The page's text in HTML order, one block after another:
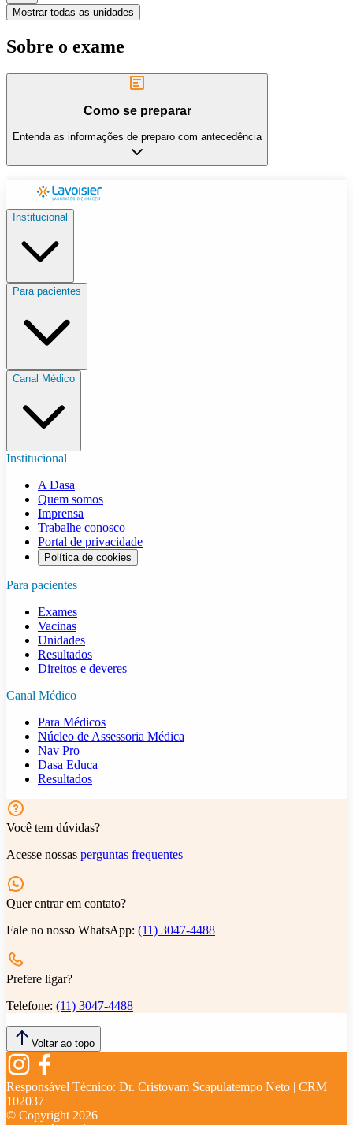
Mostrar todas as unidades
Sobre o exame
Como se preparar
Entenda as informações de preparo com antecedência
Institucional
Para pacientes
Canal Médico
Institucional
A Dasa
Quem somos
Imprensa
Trabalhe conosco
Portal de privacidade
Política de cookies
Para pacientes
Exames
Vacinas
Unidades
Resultados
Direitos e deveres
Canal Médico
Para Médicos
Núcleo de Assessoria Médica
Nav Pro
Dasa Educa
Resultados
Você tem dúvidas?
Acesse nossas perguntas frequentes
Quer entrar em contato?
Fale no nosso WhatsApp: (11) 3047-4488
Prefere ligar?
Telefone: (11) 3047-4488
Voltar ao topo
Responsável Técnico: Dr. Cristovam Scapulatempo Neto | CRM
102037
© Copyright2026